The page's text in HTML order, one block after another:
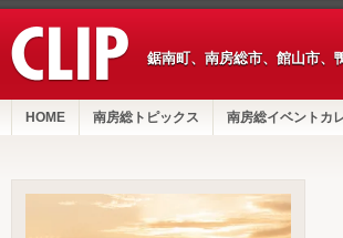
鋸南町、南房総市、館山市、
HOME 南房総トピックス 南房総イベントカ